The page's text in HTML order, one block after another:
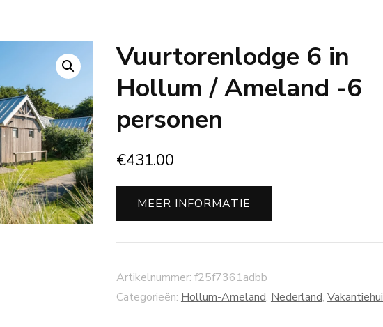
Vuurtorenlodge 6 in
Hollum / Ameland -6
personen
€431.00
MEER INFORMATIE
Artikelnummer: f25f7361adbb
Categorieën: Hollum-Ameland, Nederland,